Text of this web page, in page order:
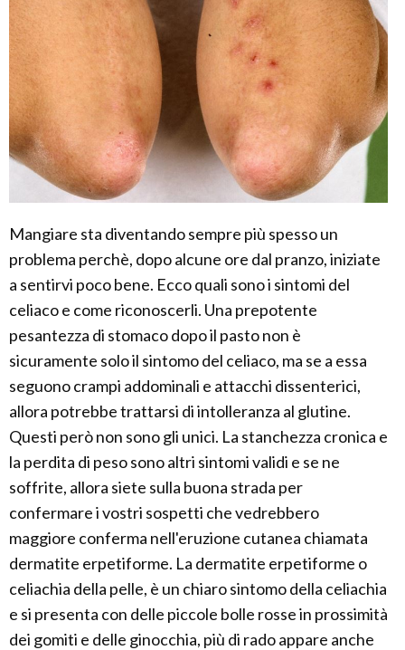
Mangiare sta diventando sempre più spesso un
problema perchè, dopo alcune ore dal pranzo, iniziate
a sentirvi poco bene. Ecco quali sono i sintomi del
celiaco e come riconoscerli. Una prepotente
pesantezza di stomaco dopo il pasto non è
sicuramente solo il sintomo del celiaco, ma se a essa
seguono crampi addominali e attacchi dissenterici,
allora potrebbe trattarsi di intolleranza al glutine.
Questi però non sono gli unici. La stanchezza cronica e
la perdita di peso sono altri sintomi validi e se ne
soffrite, allora siete sulla buona strada per
confermare i vostri sospetti che vedrebbero
maggiore conferma nell'eruzione cutanea chiamata
dermatite erpetiforme. La dermatite erpetiforme o
celiachia della pelle, è un chiaro sintomo della celiachia
e si presenta con delle piccole bolle rosse in prossimità
dei gomiti e delle ginocchia, più di rado appare anche